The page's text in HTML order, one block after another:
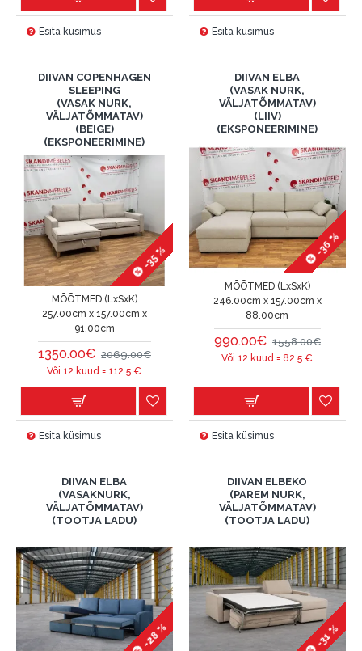
Esita küsimus Esita küsimus
DIIVAN COPENHAGEN
SLEEPING
(VASAK NURK,
VÄLJATÕMMATAV)
(BEIGE)
(EKSPONEERIMINE)
-35 %
MÕÕTMED (LxSxK)
257.00cm x 157.00cm x
91.00cm
1350.00€ 2069.00€
Või 12 kuud =112.5 €
Esita küsimus
DIIVAN ELBA
(VASAK NURK,
VÄLJATÕMMATAV)
(LIIV)
(EKSPONEERIMINE)
-36 %
MÕÕTMED (LxSxK)
246.00cm x 157.00cm x
88.00cm
990.00€ 1558.00€
Või 12 kuud = 82.5 €
Esita küsimus
DIIVAN ELBA
(VASAKNURK,
VÄLJATÕMMATAV)
(TOOTJA LADU)
-28 %
DIIVAN ELBEKO
(PAREM NURK,
VÄLJATÕMMATAV)
(TOOTJA LADU)
-31 %